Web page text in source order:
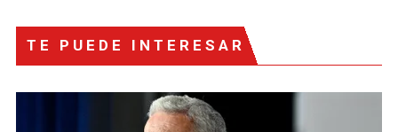
TE PUEDE INTERESAR